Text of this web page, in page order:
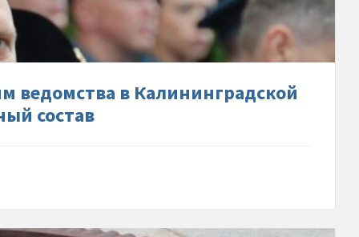
ведомства в Калининградской
состав